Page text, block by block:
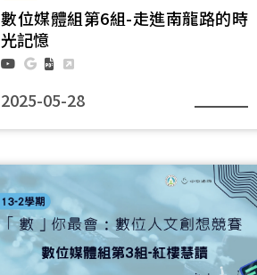
數位媒體組第6組-走進南龍路的時
光記憶
2025-05-28